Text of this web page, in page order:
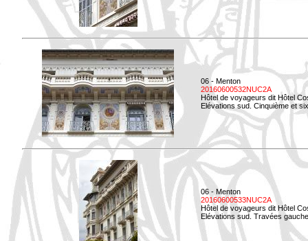
06 - Menton
20160600532NUC2A
Hôtel de voyageurs dit Hôtel
Elévations sud. Cinquième et
06 - Menton
20160600533NUC2A
Hôtel de voyageurs dit Hôtel
Elévations sud. Travées